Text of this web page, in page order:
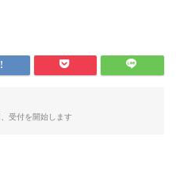
受付を開始します